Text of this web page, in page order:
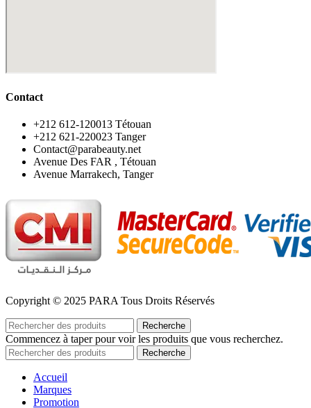
Contact
‪+212 612-120013 Tétouan
‪+212 621-220023 Tanger
Contact@parabeauty.net
Avenue Des FAR , Tétouan
Avenue Marrakech, Tanger
Copyright © 2025 PARA Tous Droits Réservés
Recherche
Commencez à taper pour voir les produits que vous recherchez.
Recherche
Accueil
Marques
Promotion